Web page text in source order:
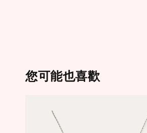
您可能也喜歡